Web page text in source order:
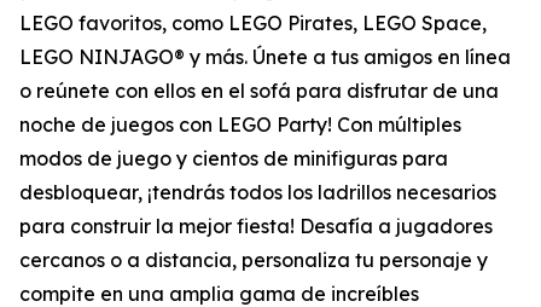
LEGO favoritos, como LEGO Pirates, LEGO Space,
LEGO NINJAGO® y más. Únete a tus amigos en línea
o reúnete con ellos en el sofá para disfrutar de una
noche de juegos con LEGO Party! Con múltiples
modos de juego y cientos de minifiguras para
desbloquear, ¡tendrás todos los ladrillos necesarios
para construir la mejor fiesta! Desafía a jugadores
cercanos o a distancia, personaliza tu personaje y
compite en una amplia gama de increíbles